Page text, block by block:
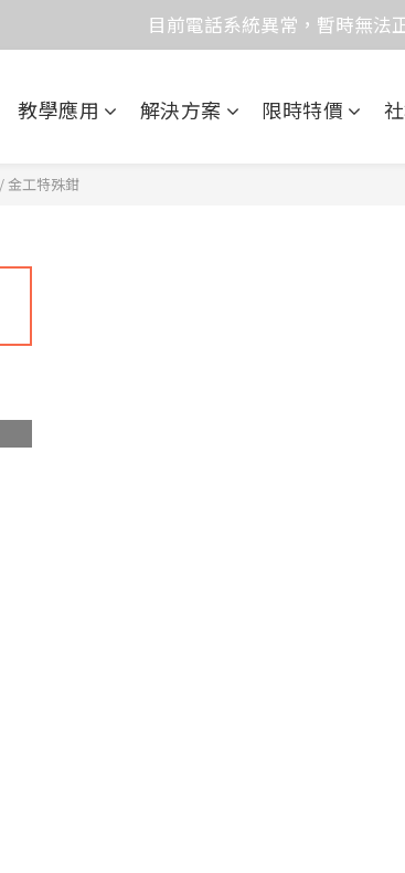
價格均含稅，下單享
目前電話系統異常，暫時無法
價格均含稅，下單享
教學應用 解決方案 限時特價
/金工特殊鉗